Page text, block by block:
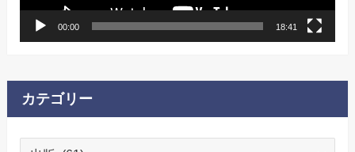
00:00 18:41
カテゴリー